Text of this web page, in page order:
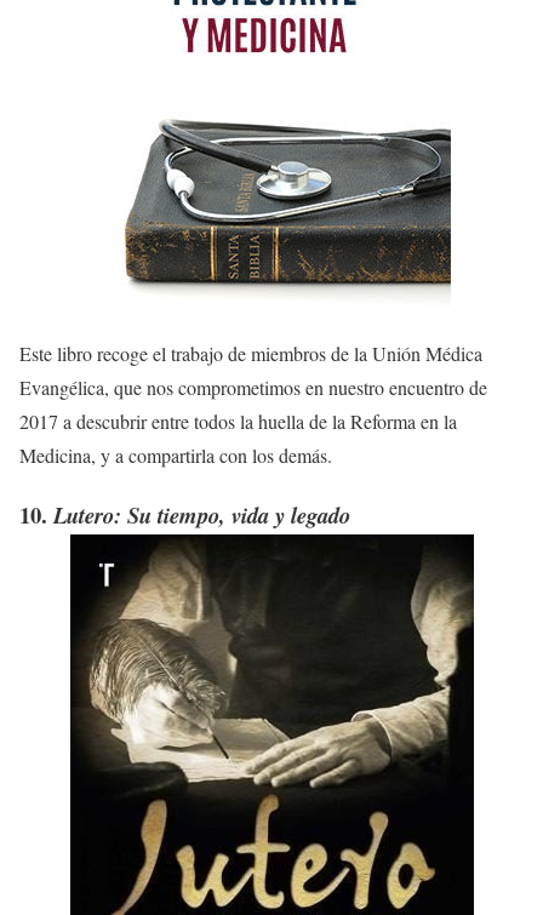
Este libro recoge el trabajo de miembros de la Unión Médica
Evangélica, que nos comprometimos en nuestro encuentro de
2017 a descubrir entre todos la huella de la Reforma en la
Medicina, y a compartirla con los demás.
10.Lutero: Su tiempo, vida y legado